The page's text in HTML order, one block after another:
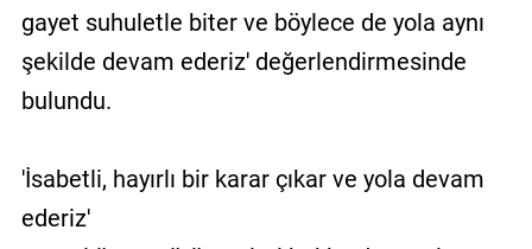
gayet suhuletle biter ve böylece de yola aynı
şekilde devam ederiz' değerlendirmesinde
bulundu.
'İsabetli, hayırlı bir karar çıkar ve yola devam
ederiz'